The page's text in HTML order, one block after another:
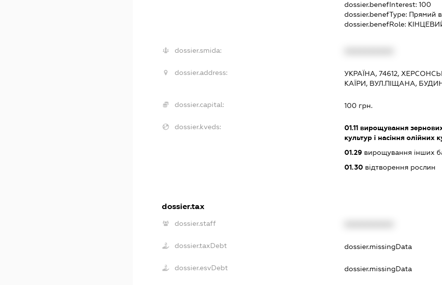
dossier.benefInterest:100
dossier.benefType: Прямий
dossier.benefRole:
dossier.smida:
dossier.address:
УКРАЇНА, 74612,
КАЇРИ, ВУЛ.ПІЩАНА,
dossier.capital: 100 грн.
dossier.kveds: 01.11 вирощування
культур і насіння олійних
01.29 вирощування інших
01.30 відтворення рослин
dossier.tax
dossier.staff
dossier.taxDebt dossier.missingData
dossier.esvDebt dossier.missingData